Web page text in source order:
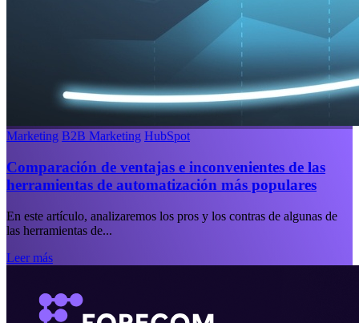
Marketing B2B Marketing HubSpot
Comparación de ventajas e inconvenientes de las
herramientas de automatización más populares
En este artículo, analizaremos los pros y los contras de algunas de
las herramientas de...
Leer más